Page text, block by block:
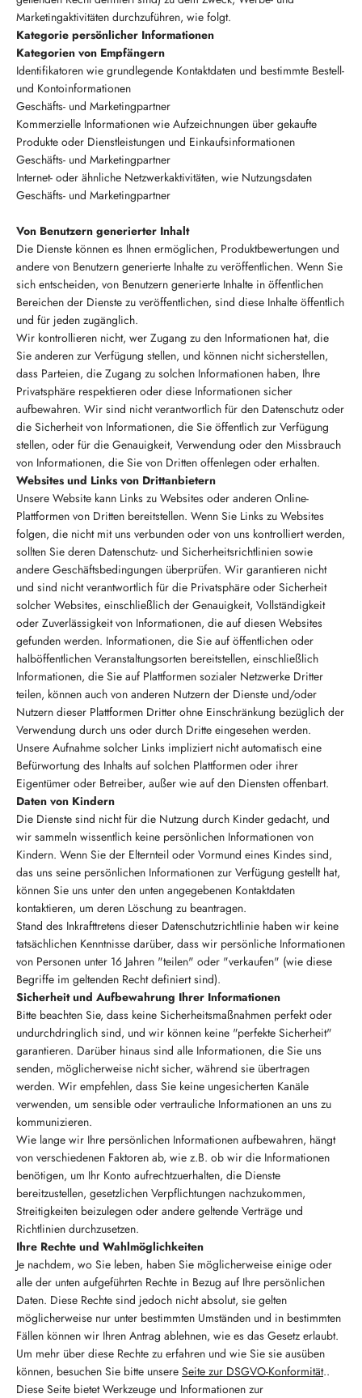
Marketingaktivitäten durchzuführen, wie folgt.
Kategorie persönlicher Informationen
Kategorien von Empfängern
Identifikatoren wie grundlegende Kontaktdaten und bestimmte Bestell-
und Kontoinformationen
Geschäfts- und Marketingpartner
Kommerzielle Informationen wie Aufzeichnungen über gekaufte
Produkte oder Dienstleistungen und Einkaufsinformationen
Geschäfts- und Marketingpartner
Internet- oder ähnliche Netzwerkaktivitäten, wie Nutzungsdaten
Geschäfts- und Marketingpartner
Von Benutzern generierter Inhalt
Die Dienste können es Ihnen ermöglichen, Produktbewertungen und
andere von Benutzern generierte Inhalte zu veröffentlichen. Wenn Sie
sich entscheiden, von Benutzern generierte Inhalte in öffentlichen
Bereichen der Dienste zu veröffentlichen, sind diese Inhalte öffentlich
und für jeden zugänglich.
Wir kontrollieren nicht, wer Zugang zu den Informationen hat, die
Sie anderen zur Verfügung stellen, und können nicht sicherstellen,
dass Parteien, die Zugang zu solchen Informationen haben, Ihre
Privatsphäre respektieren oder diese Informationen sicher
aufbewahren. Wir sind nicht verantwortlich für den Datenschutz oder
die Sicherheit von Informationen, die Sie öffentlich zur Verfügung
stellen, oder für die Genauigkeit, Verwendung oder den Missbrauch
von Informationen, die Sie von Dritten offenlegen oder erhalten.
Websites und Links von Drittanbietern
Unsere Website kann Links zu Websites oder anderen Online-
Plattformen von Dritten bereitstellen. Wenn Sie Links zu Websites
folgen, die nicht mit uns verbunden oder von uns kontrolliert werden,
sollten Sie deren Datenschutz- und Sicherheitsrichtlinien sowie
andere Geschäftsbedingungen überprüfen. Wir garantieren nicht
und sind nicht verantwortlich für die Privatsphäre oder Sicherheit
solcher Websites, einschließlich der Genauigkeit, Vollständigkeit
oder Zuverlässigkeit von Informationen, die auf diesen Websites
gefunden werden. Informationen, die Sie auf öffentlichen oder
halböffentlichen Veranstaltungsorten bereitstellen, einschließlich
Informationen, die Sie auf Plattformen sozialer Netzwerke Dritter
teilen, können auch von anderen Nutzern der Dienste und/oder
Nutzern dieser Plattformen Dritter ohne Einschränkung bezüglich der
Verwendung durch uns oder durch Dritte eingesehen werden.
Unsere Aufnahme solcher Links impliziert nicht automatisch eine
Befürwortung des Inhalts auf solchen Plattformen oder ihrer
Eigentümer oder Betreiber, außer wie auf den Diensten offenbart.
Daten von Kindern
Die Dienste sind nicht für die Nutzung durch Kinder gedacht, und
wir sammeln wissentlich keine persönlichen Informationen von
Kindern. Wenn Sie der Elternteil oder Vormund eines Kindes sind,
das uns seine persönlichen Informationen zur Verfügung gestellt hat,
können Sie uns unter den unten angegebenen Kontaktdaten
kontaktieren, um deren Löschung zu beantragen.
Stand des Inkrafttretens dieser Datenschutzrichtlinie haben wir keine
tatsächlichen Kenntnisse darüber, dass wir persönliche Informationen
von Personen unter 16 Jahren "teilen" oder "verkaufen" (wie diese
Begriffe im geltenden Recht definiert sind).
Sicherheit und Aufbewahrung Ihrer Informationen
Bitte beachten Sie, dass keine Sicherheitsmaßnahmen perfekt oder
undurchdringlich sind, und wir können keine "perfekte Sicherheit"
garantieren. Darüber hinaus sind alle Informationen, die Sie uns
senden, möglicherweise nicht sicher, während sie übertragen
werden. Wir empfehlen, dass Sie keine ungesicherten Kanäle
verwenden, um sensible oder vertrauliche Informationen an uns zu
kommunizieren.
Wie lange wir Ihre persönlichen Informationen aufbewahren, hängt
von verschiedenen Faktoren ab, wie z.B. ob wir die Informationen
benötigen, um Ihr Konto aufrechtzuerhalten, die Dienste
bereitzustellen, gesetzlichen Verpflichtungen nachzukommen,
Streitigkeiten beizulegen oder andere geltende Verträge und
Richtlinien durchzusetzen.
Ihre Rechte und Wahlmöglichkeiten
Je nachdem, wo Sie leben, haben Sie möglicherweise einige oder
alle der unten aufgeführten Rechte in Bezug auf Ihre persönlichen
Daten. Diese Rechte sind jedoch nicht absolut, sie gelten
möglicherweise nur unter bestimmten Umständen und in bestimmten
Fällen können wir Ihren Antrag ablehnen, wie es das Gesetz erlaubt.
Um mehr über diese Rechte zu erfahren und wie Sie sie ausüben
können, besuchen Sie bitte unsere Seite zur DSGVO-Konformität..
Diese Seite bietet Werkzeuge und Informationen zur